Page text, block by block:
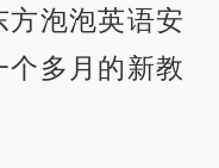
方泡泡英语安
个多月的新教